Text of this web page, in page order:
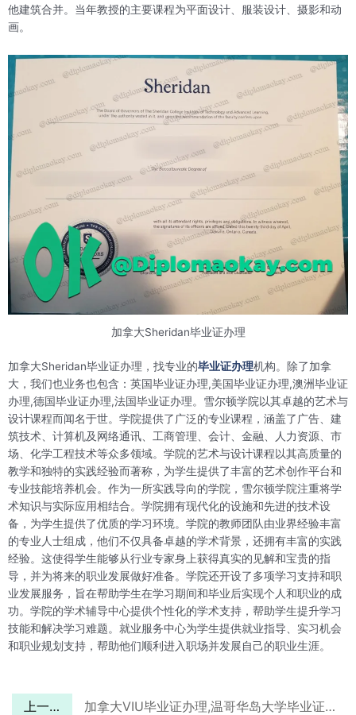
他建筑合并。当年教授的主要课程为平面设计、服装设计、摄影和动
画。
加拿大Sheridan毕业证办理
加拿大Sheridan毕业证办理，找专业的毕业证办理机构。除了加拿
大，我们也业务也包含：英国毕业证办理,美国毕业证办理,澳洲毕业证
办理,德国毕业证办理,法国毕业证办理。雪尔顿学院以其卓越的艺术与
设计课程而闻名于世。学院提供了广泛的专业课程，涵盖了广告、建
筑技术、计算机及网络通讯、工商管理、会计、金融、人力资源、市
场、化学工程技术等众多领域。学院的艺术与设计课程以其高质量的
教学和独特的实践经验而著称，为学生提供了丰富的艺术创作平台和
专业技能培养机会。作为一所实践导向的学院，雪尔顿学院注重将学
术知识与实际应用相结合。学院拥有现代化的设施和先进的技术设
备，为学生提供了优质的学习环境。学院的教师团队由业界经验丰富
的专业人士组成，他们不仅具备卓越的学术背景，还拥有丰富的实践
经验。这使得学生能够从行业专家身上获得真实的见解和宝贵的指
导，并为将来的职业发展做好准备。学院还开设了多项学习支持和职
业发展服务，旨在帮助学生在学习期间和毕业后实现个人和职业的成
功。学院的学术辅导中心提供个性化的学术支持，帮助学生提升学习
技能和解决学习难题。就业服务中心为学生提供就业指导、实习机会
和职业规划支持，帮助他们顺利进入职场并发展自己的职业生涯。
上一篇 加拿大VIU毕业证办理,温哥华岛大学毕业证购买